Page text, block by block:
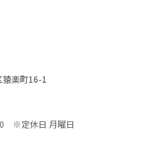
猿楽町16-1
※定休日 月曜日